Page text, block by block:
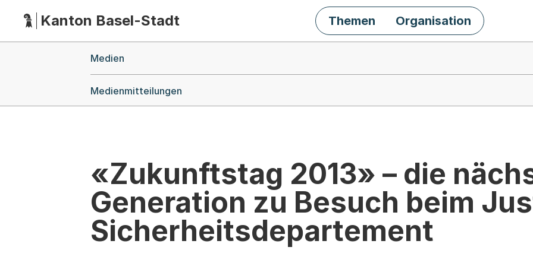
HauptnavigationKanton Basel-Stadt Themen Organisation
Medien
Medienmitteilungen
«Zukunftstag 2013» – die
Generation zu Besuch beim
Sicherheitsdepartement